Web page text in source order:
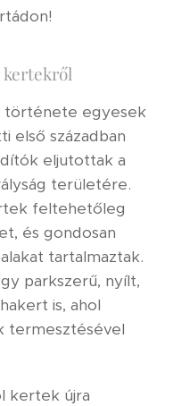
kertekről
története egyesek
első században
eljutottak a
területére.
feltehetőleg
és gondosan
tartalmaztak.
parkszerű, nyílt,
is, ahol
termesztésével
kertek újra